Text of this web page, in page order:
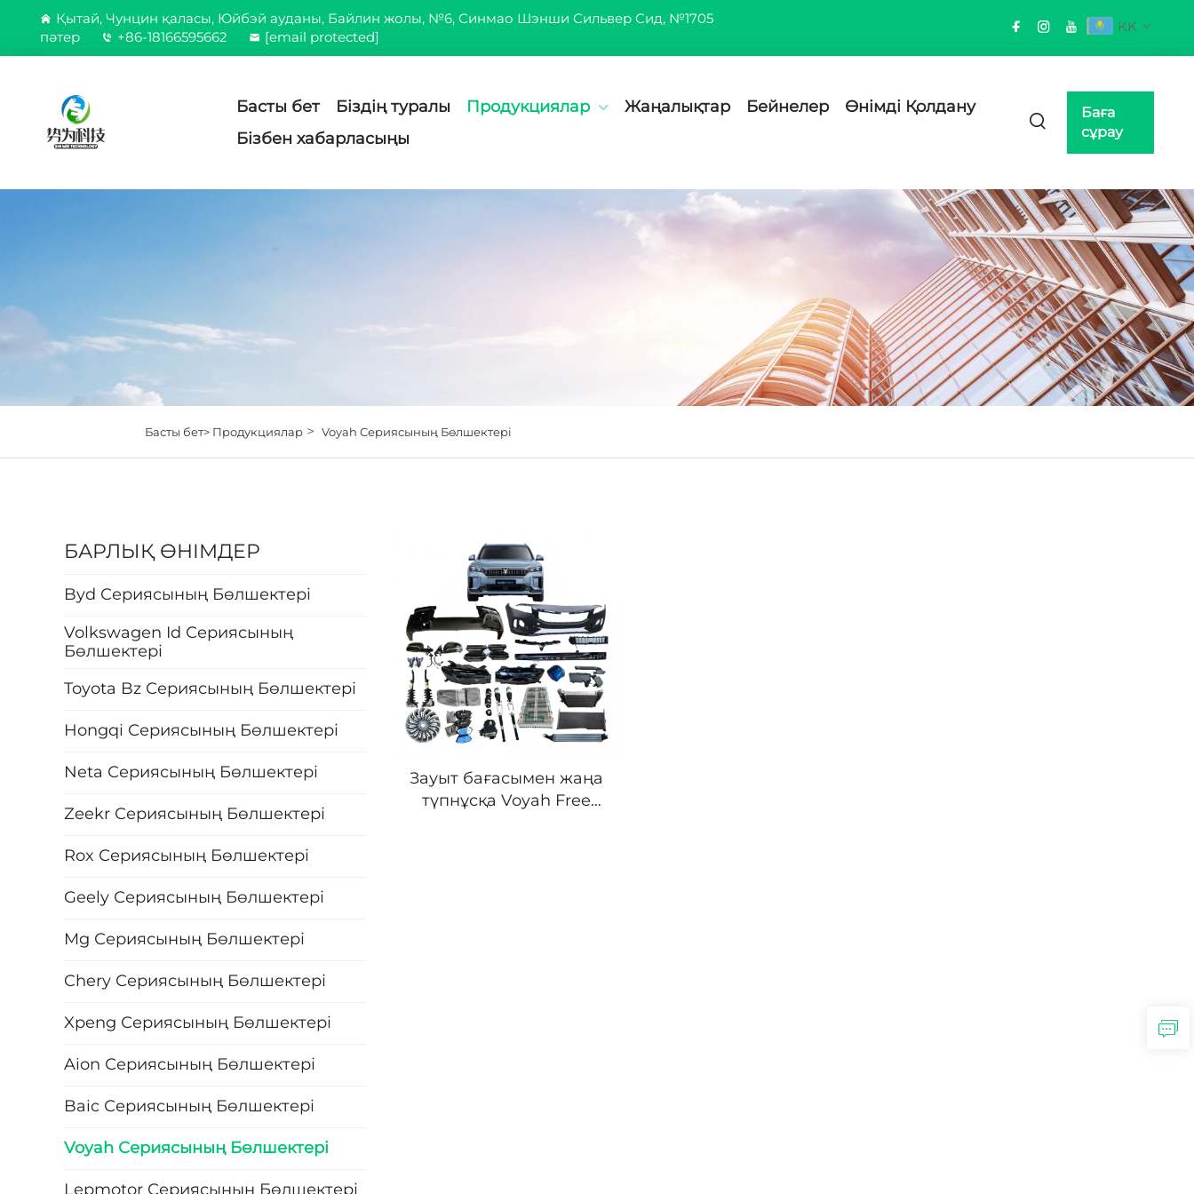
Қытай, Чунцин қаласы, Юйбэй ауданы, Байлин жолы, №6, Синмао Шэнши Сильвер Сид, №1705
пәтер
+86-18166595662 [email protected]
KK
Басты бет Біздің туралы Продукциялар Жаңалықтар Бейнелер
Өнімді Қолдану
Бізбен хабарласыңы
Баға
сұрау
Басты бет> Продукциялар> Voyah Сериясының Бөлшектері
БАРЛЫҚ ӨНІМДЕР
Byd Сериясының Бөлшектері
Volkswagen Id Сериясының
Бөлшектері
Toyota Bz Сериясының Бөлшектері
Hongqi Сериясының Бөлшектері
Neta Сериясының Бөлшектері
Zeekr Сериясының Бөлшектері
Rox Сериясының Бөлшектері
Geely Сериясының Бөлшектері
Mg Сериясының Бөлшектері
Chery Сериясының Бөлшектері
Xpeng Сериясының Бөлшектері
Aion Сериясының Бөлшектері
Baic Сериясының Бөлшектері
Voyah Сериясының Бөлшектері
Lepmotor Сериясының Бөлшектері
Зауыт бағасымен жаңа
түпнұсқа Voyah Free